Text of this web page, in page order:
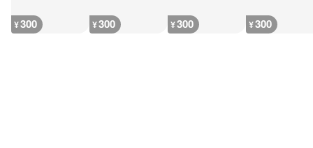
¥300 ¥300 ¥300 ¥300